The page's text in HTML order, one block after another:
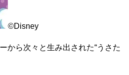
©Disney
から次々と生み出された“うさた